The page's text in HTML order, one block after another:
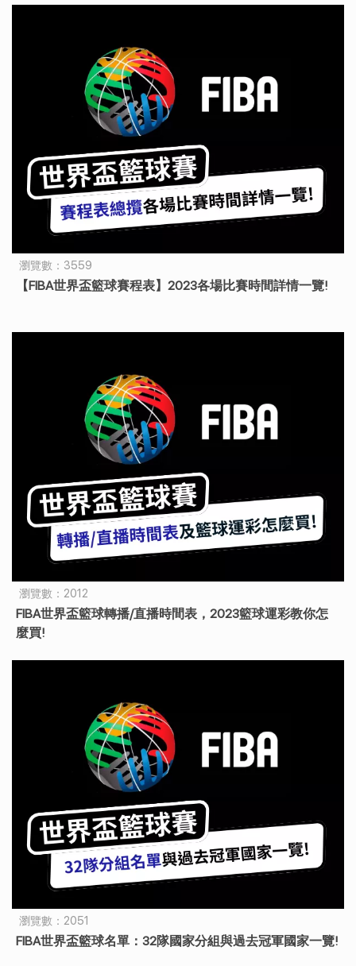
瀏覽數：3559
【FIBA世界盃籃球賽程表】2023各場比賽時間詳情一覽!
瀏覽數：2012
FIBA世界盃籃球轉播/直播時間表，2023籃球運彩教你怎
麼買!
瀏覽數：2051
FIBA世界盃籃球名單：32隊國家分組與過去冠軍國家一覽!